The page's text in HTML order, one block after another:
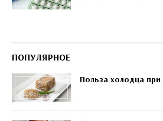
ПОПУЛЯРНОЕ
Польза холодца